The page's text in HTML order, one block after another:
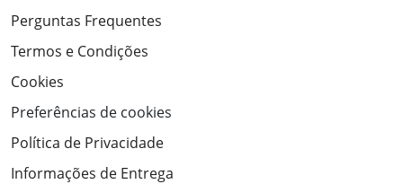
Perguntas Frequentes
Termos e Condições
Cookies
Preferências de cookies
Política de Privacidade
Informações de Entrega